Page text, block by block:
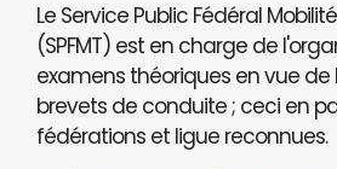
Le Service Public Fédéral
(SPFMT) est en charge de
examens théoriques en vue
brevets de conduite ; ceci en
fédérations et ligue reconnues.